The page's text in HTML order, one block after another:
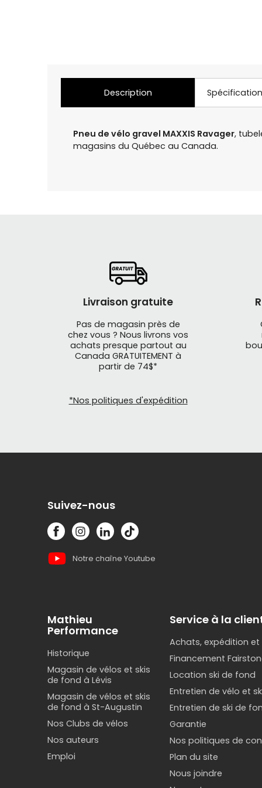
Description
Pneu de vélo gravel MAXXIS Ravager,
magasins du Québec au Canada.
Livraison gratuite
Pas de magasin près de
chez vous ? Nous livrons vos
achats presque partout au
Canada GRATUITEMENT à
partir de 74$*
*Nos politiques d'expédition
Suivez-nous
Notre chaîne Youtube
Mathieu
Performance
Historique
Magasin de vélos et skis
de fond à Lévis
Magasin de vélos et skis
de fond à St-Augustin
Nos Clubs de vélos
Nos auteurs
Emploi
Service à la
Achats, expédition et
Financement
Location ski de fond
Entretien de vélo et
Entretien de ski de
Garantie
Nos politiques de
Plan du site
Nous joindre